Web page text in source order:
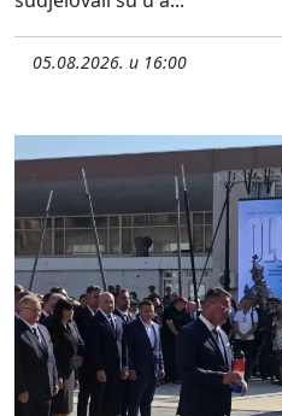
05.08.2026. u 16:00